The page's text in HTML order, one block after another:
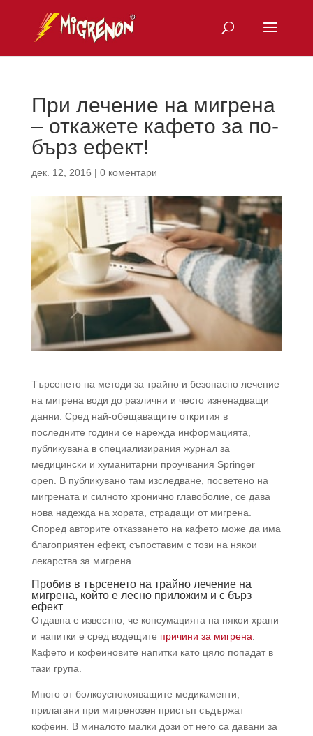
При лечение на мигрена
– откажете кафето за по-
бърз ефект!
дек. 12, 2016 | 0 коментари
Търсенето на методи за трайно и безопасно лечение
на мигрена води до различни и често изненадващи
данни. Сред най-обещаващите открития в
последните години се нарежда информацията,
публикувана в специализирания журнал за
медицински и хуманитарни проучвания Springer
open. В публикувано там изследване, посветено на
мигрената и силното хронично главоболие, се дава
нова надежда на хората, страдащи от мигрена.
Според авторите отказването на кафето може да има
благоприятен ефект, съпоставим с този на някои
лекарства за мигрена.
Пробив в търсенето на трайно лечение на
мигрена, който е лесно приложим и с бърз
ефект
Отдавна е известно, че консумацията на някои храни
и напитки е сред водещите причини за мигрена.
Кафето и кофеиновите напитки като цяло попадат в
тази група.
Много от болкоуспокояващите медикаменти,
прилагани при мигренозен пристъп съдържат
кофеин. В миналото малки дози от него са давани за